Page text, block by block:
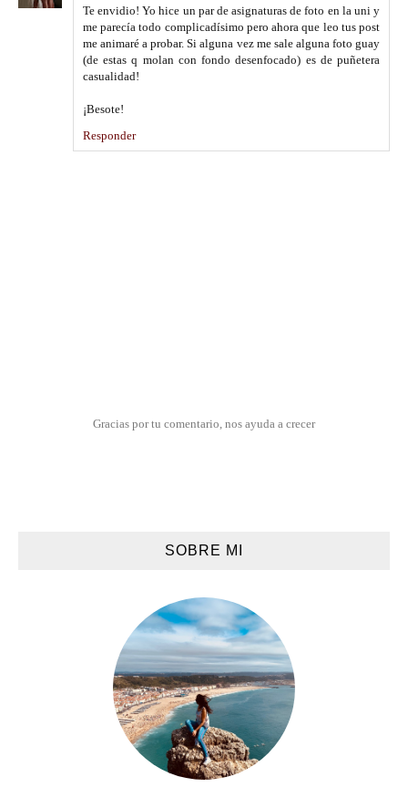
Te envidio! Yo hice un par de asignaturas de foto en la uni y
me parecía todo complicadísimo pero ahora que leo tus post
me animaré a probar. Si alguna vez me sale alguna foto guay
(de estas q molan con fondo desenfocado) es de puñetera
casualidad!
¡Besote!
Responder
Gracias por tu comentario, nos ayuda a crecer
SOBRE MI